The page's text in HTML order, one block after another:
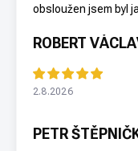
obsloužen jsem byl
ROBERT
2.8.2026
PETR